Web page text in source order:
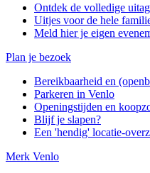
Ontdek de volledige
Uitjes voor de hele
Meld hier je eigen
Plan je bezoek
Bereikbaarheid en
Parkeren in Venlo
Openingstijden en
Blijf je slapen?
Een 'hendig' locatie-
Merk Venlo